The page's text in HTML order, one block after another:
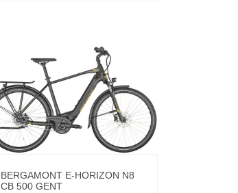
BERGAMONT E-HORIZON N8
CB 500 GENT